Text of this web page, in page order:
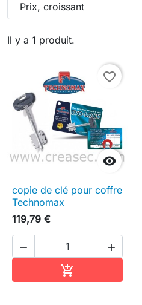
Il y a 1 produit.
Prix, croissant

favorite_border
copie de clé pour coffre
Technomax
119,79 €
 
